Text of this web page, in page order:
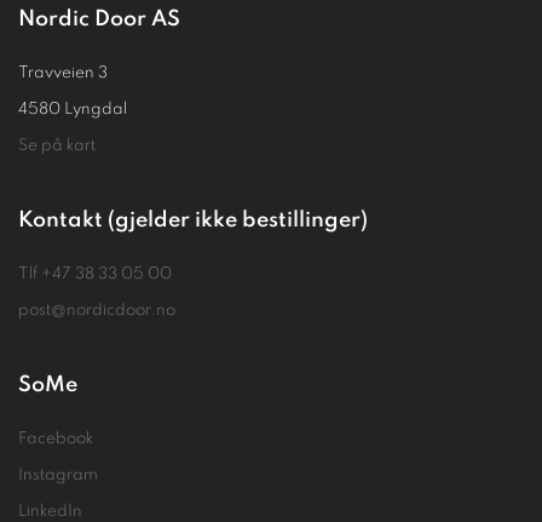
Nordic Door AS
Travveien 3
4580 Lyngdal
Se på kart
Kontakt (gjelder ikke bestillinger)
Tlf +47 38 33 05 00
post@nordicdoor.no
SoMe
Facebook
Instagram
LinkedIn